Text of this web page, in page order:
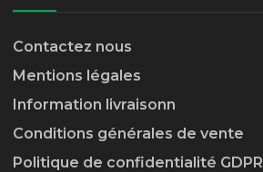
Contactez nous
Mentions légales
Information livraisonn
Conditions générales de vente
Politique de confidentialité GDPR